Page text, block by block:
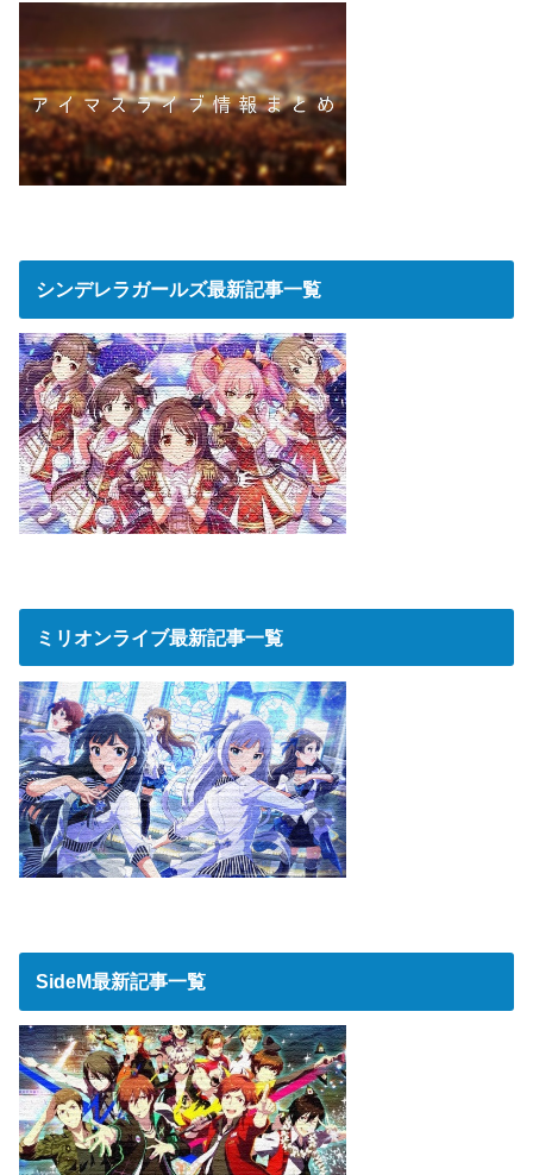
シンデレラガールズ最新記事一覧
ミリオンライブ最新記事一覧
SideM最新記事一覧